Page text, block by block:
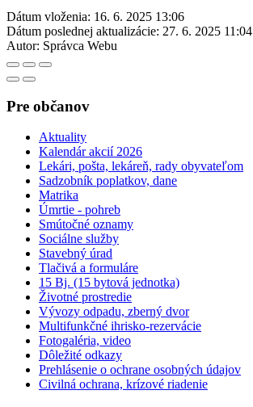
Dátum vloženia: 16. 6. 2025 13:06
Dátum poslednej aktualizácie: 27. 6. 2025 11:04
Autor: Správca Webu
Pre občanov
Aktuality
Kalendár akcií 2026
Lekári, pošta, lekáreň, rady obyvateľom
Sadzobník poplatkov, dane
Matrika
Úmrtie - pohreb
Smútočné oznamy
Sociálne služby
Stavebný úrad
Tlačivá a formuláre
15 Bj. (15 bytová jednotka)
Životné prostredie
Vývozy odpadu, zberný dvor
Multifunkčné ihrisko-rezervácie
Fotogaléria, video
Dôležité odkazy
Prehlásenie o ochrane osobných údajov
Civilná ochrana, krízové riadenie